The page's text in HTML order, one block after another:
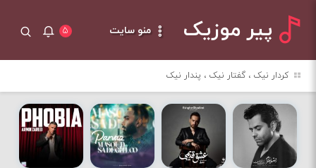
پیر موزیک منو سایت ۵
کردار نیک ، گفتار نیک ، پندار نیک